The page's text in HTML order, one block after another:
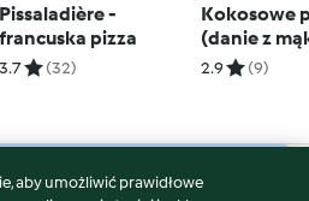
Pissaladière -
francuska pizza
3.7 (32)
Kokosowe
(danie z
i kokosa)
2.9 (9)
aby umożliwić prawidłowe